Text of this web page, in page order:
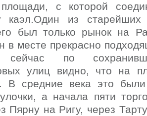
с которой
каэл.Один из старейших
был только рынок на
в месте прекрасно
по
улиц видно, что на
В средние века это
а начала пяти
Пярну на Ригу, через